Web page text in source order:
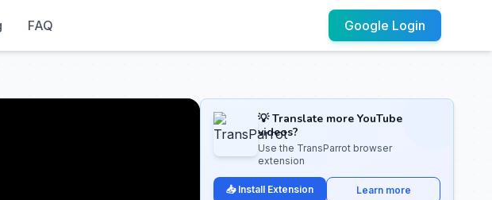
FAQ Google Login
💡 Translate more YouTube
videos?
Use the TransParrot browser
extension
📥 Install Extension Learn more